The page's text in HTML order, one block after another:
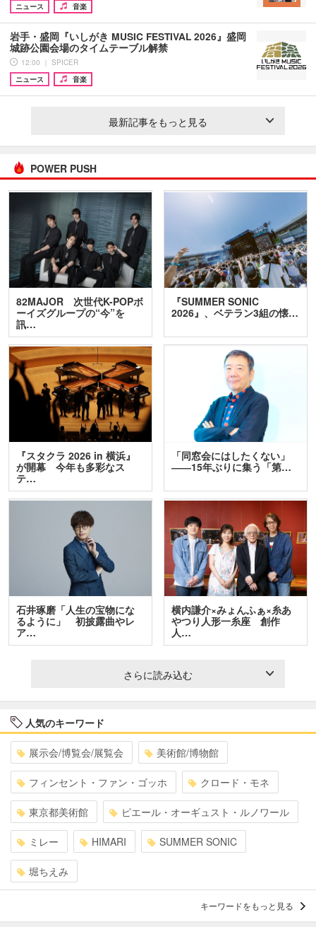
ニュース
音楽
岩手・盛岡『いしがき MUSIC FESTIVAL 2026』盛岡
城跡公園会場のタイムテーブル解禁
12:00 ｜ SPICER
ニュース
音楽
最新記事をもっと見る
POWER PUSH
82MAJOR 次世代K-POPボ
ーイズグループの“今”を
訊…
『SUMMER SONIC
2026』、ベテラン3組の懐…
『スタクラ 2026 in 横浜』
が開幕 今年も多彩なス
テ…
「同窓会にはしたくない」
――15年ぶりに集う「第…
石井琢磨「人生の宝物にな
るように」 初披露曲やレ
ア…
横内謙介×みょんふぁ×糸あ
やつり人形一糸座 創作
人…
さらに読み込む
人気のキーワード
展示会/博覧会/展覧会 美術館/博物館
フィンセント・ファン・ゴッホ クロード・モネ
東京都美術館 ピエール・オーギュスト・ルノワール
ミレー HIMARI SUMMER SONIC
堀ちえみ
キーワードをもっと見る